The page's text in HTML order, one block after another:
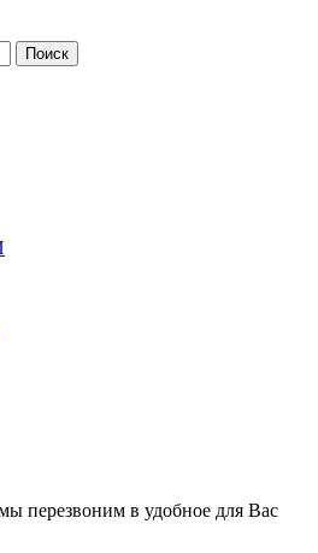
Поиск
перезвоним в удобное для Вас